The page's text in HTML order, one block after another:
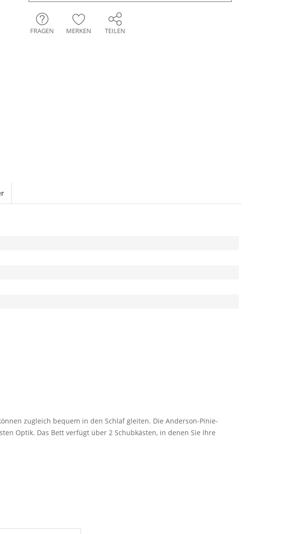
FRAGEN MERKEN TEILEN
zugleich bequem in den Schlaf gleiten. Die Anderson-Pinie-
Optik. Das Bett verfügt über 2 Schubkästen, in denen Sie Ihre